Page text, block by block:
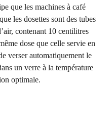
que les machines à café
les dosettes sont des tubes
contenant 10 centilitres
dose que celle servie en
verser automatiquement le
un verre à la température
optimale.